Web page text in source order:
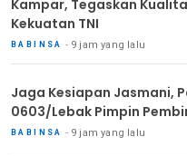
Kampar, Tegaskan
Kekuatan TNI
BABINSA 9 jam yang lalu
Jaga Kesiapan Jasmani,
0603/Lebak Pimpin
BABINSA 9 jam yang lalu